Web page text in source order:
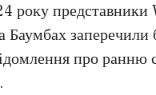
року
Баумбах заперечили
про ранню